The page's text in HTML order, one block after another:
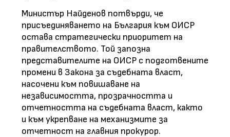
Министър Найденов потвърди, че
присъединяването на България към ОИСР
остава стратегически приоритет на
правителството. Той запозна
представителите на ОИСР с подготвените
промени в Закона за съдебната власт,
насочени към повишаване на
независимостта, прозрачността и
отчетността на съдебната власт, както
и към укрепване на механизмите за
отчетност на главния прокурор.